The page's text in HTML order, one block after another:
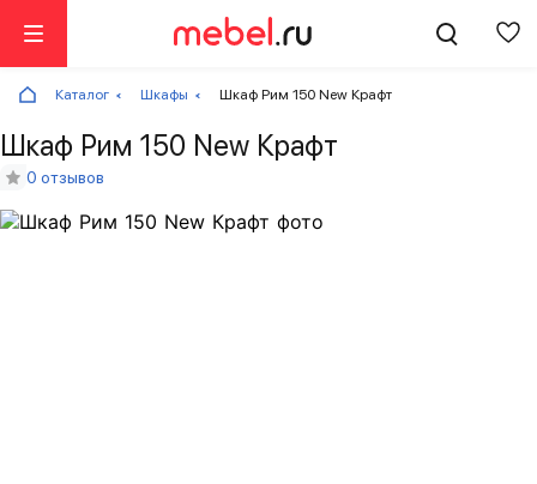
Каталог Шкафы Шкаф Рим 150 New Крафт
Шкаф Рим 150 New Крафт
0 отзывов